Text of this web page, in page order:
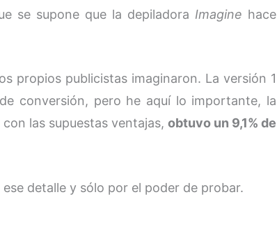
se supone que la depiladora Imagine hace
propios publicistas imaginaron. La versión 1
conversión, pero he aquí lo importante, la
las supuestas ventajas, obtuvo un 9,1% de
ese detalle y sólo por el poder de probar.